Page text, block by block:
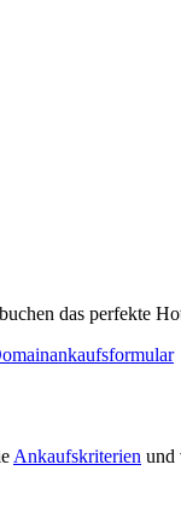
das perfekte
Ankaufskriterien und